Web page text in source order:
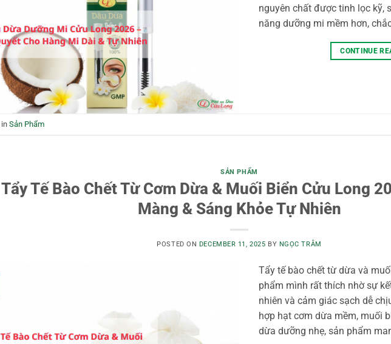
nguyên chất được tinh lọc kỹ,
năng dưỡng mi mềm hơn,
CONTINUE
in Sản Phẩm
SẢN PHẨM
Tẩy Tế Bào Chết Từ Cơm Dừa & Muối Biển Cửu Long
Màng & Sáng Khỏe Tự Nhiên
POSTED ON DECEMBER 11, 2025 BY NGỌC TRÂM
Tẩy tế bào chết từ dừa và
phẩm mình rất thích nhờ sự
nhiên và cảm giác sạch dễ
hợp hạt cơm dừa mềm, muối
dừa dưỡng nhẹ, sản phẩm